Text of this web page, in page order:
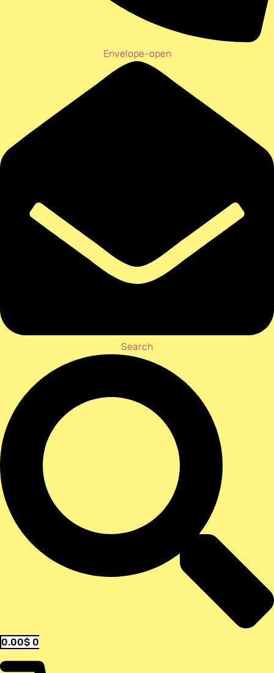
Envelope-open
Search
0.00$ 0